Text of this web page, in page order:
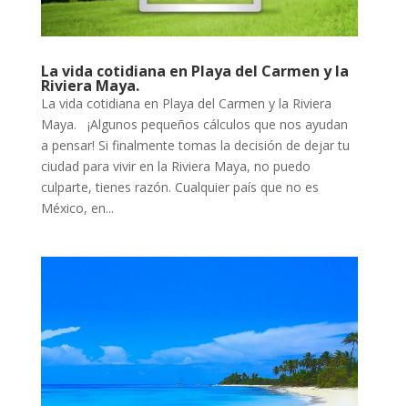
La vida cotidiana en Playa del Carmen y la
Riviera Maya.
La vida cotidiana en Playa del Carmen y la Riviera
Maya. ¡Algunos pequeños cálculos que nos ayudan
a pensar! Si finalmente tomas la decisión de dejar tu
ciudad para vivir en la Riviera Maya, no puedo
culparte, tienes razón. Cualquier país que no es
México, en...